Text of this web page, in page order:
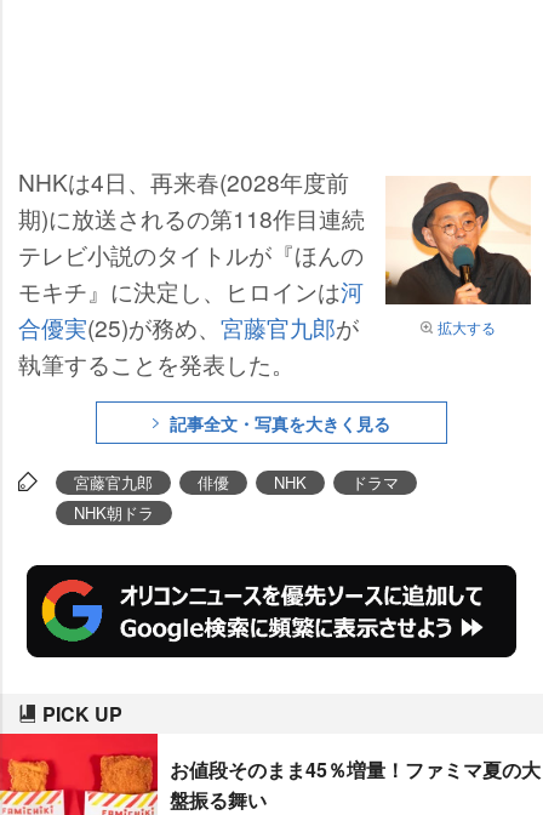
拡大する
NHKは4日、再来春(2028年度前
期)に放送されるの第118作目連続
テレビ小説のタイトルが『ほんの
モキチ』に決定し、ヒロインは河
合優実(25)が務め、 宮藤官九郎が
執筆することを発表した。
記事全文・写真を大きく見る
宮藤官九郎 俳優 NHK
ドラマ
NHK朝ドラ
PICK UP
お値段そのまま45％増量！ファミマ夏の大
盤振る舞い